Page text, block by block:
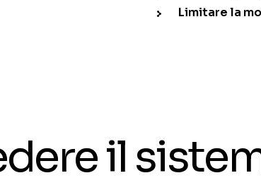
Limitare la
il